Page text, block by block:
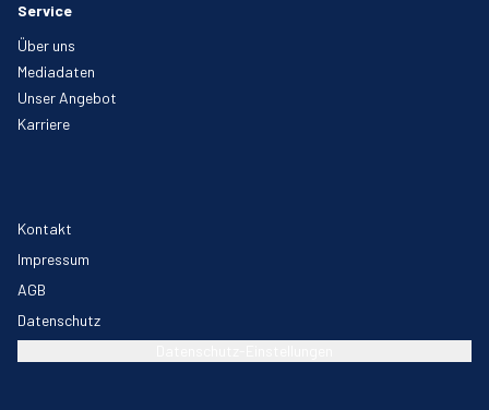
Service
Über uns
Mediadaten
Unser Angebot
Karriere
Kontakt
Impressum
AGB
Datenschutz